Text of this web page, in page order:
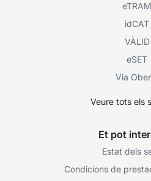
eTRAM
idCAT
VÀLID
eSET
Via
Veure tots els
Et pot
Estat dels
Condicions de